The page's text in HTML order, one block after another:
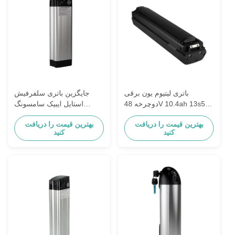
جایگزین باتری سلفرفیش
استایل ایبیک سامسونگ
ژنلونگ فیلیون میفا 48 ولت
باتری لیتیوم یون باتری خودرو
بهترین قیمت را دریافت
کنید
باتری لیتیوم یون برقی
دوچرخه 48V 10.4ah 13s5p
سیاه 30A حفاظت از PCB
بهترین قیمت را دریافت
کنید